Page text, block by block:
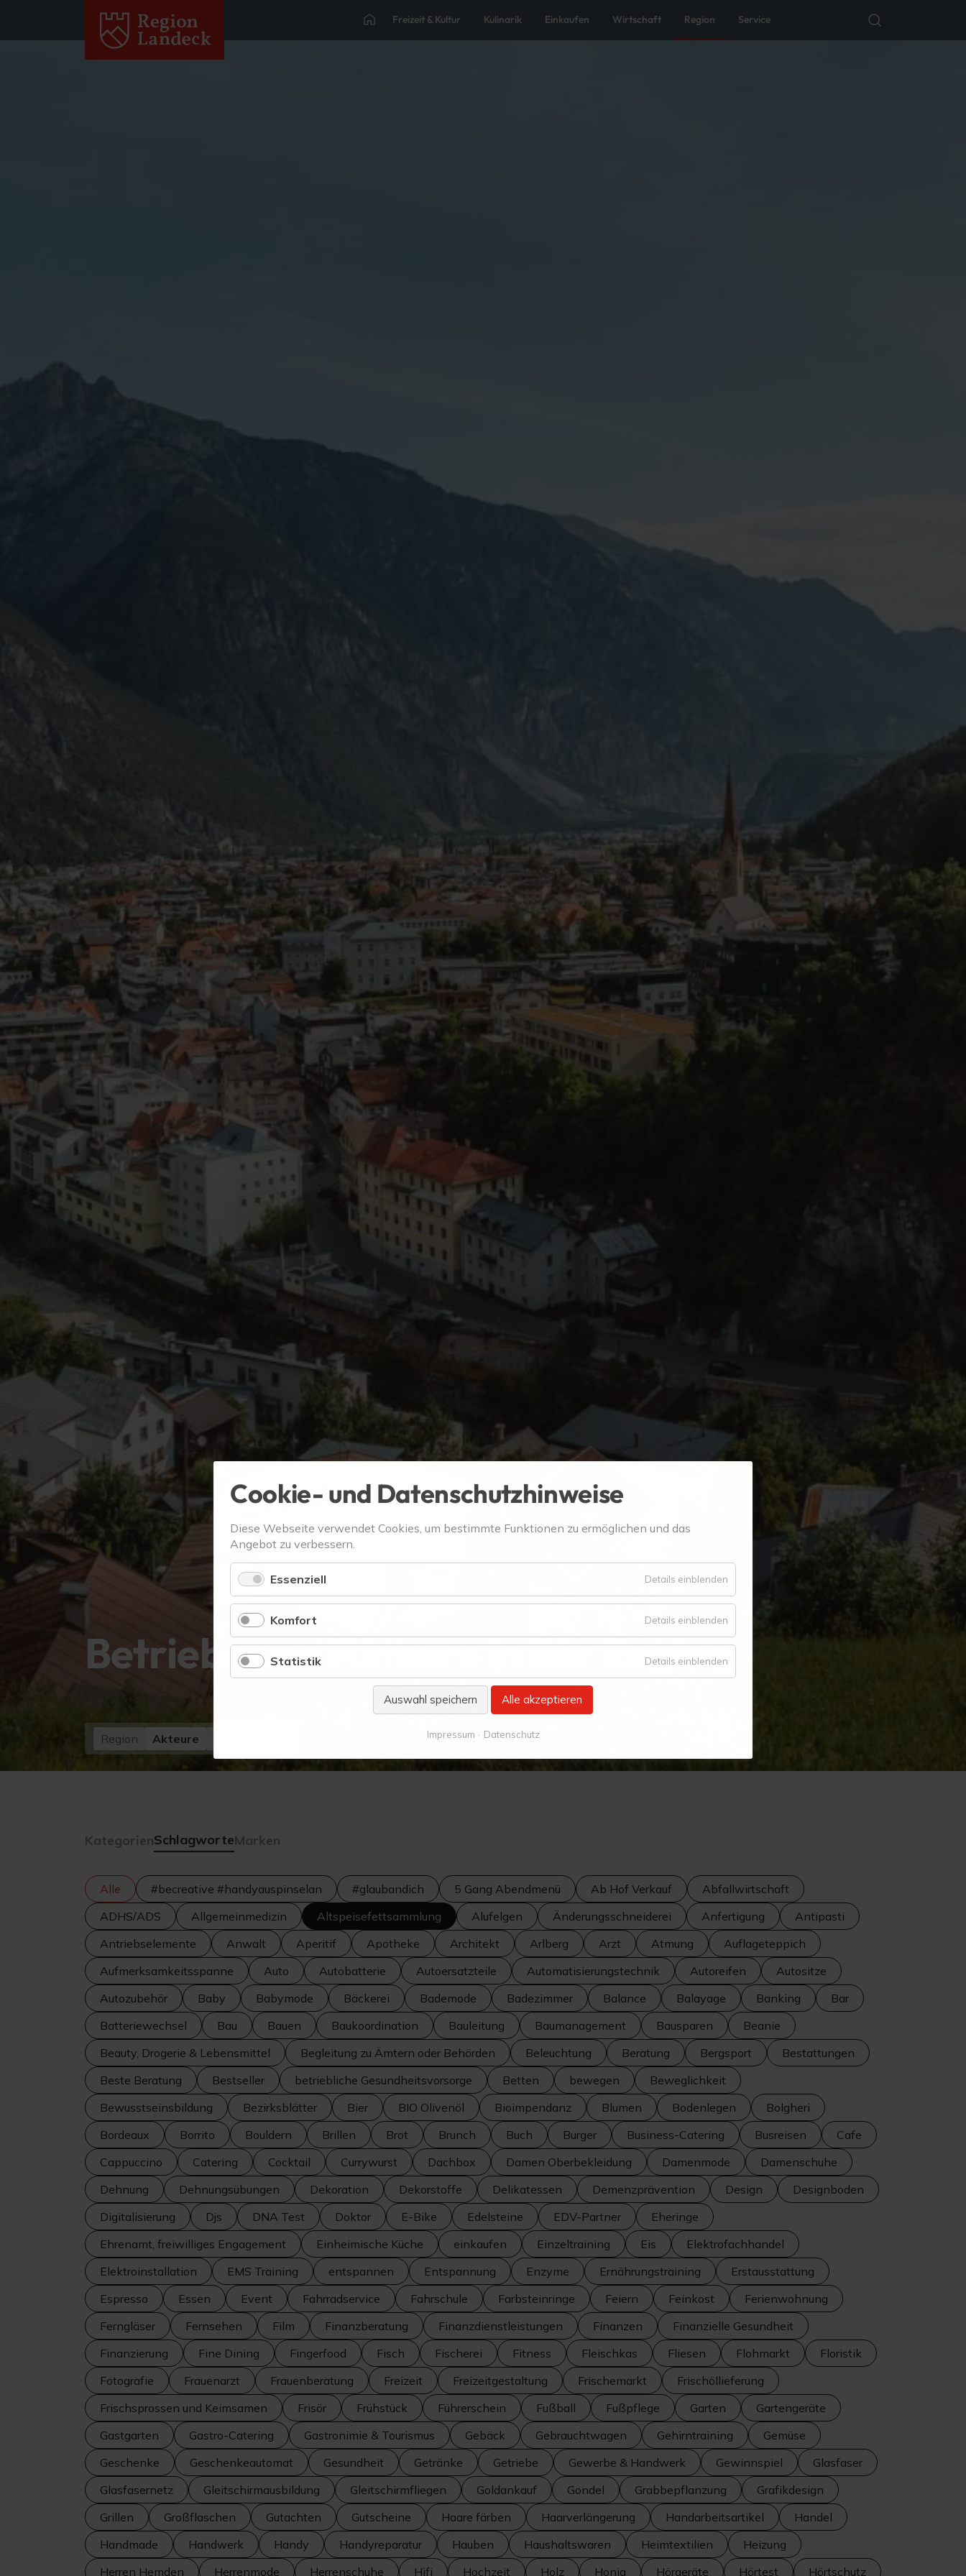
Freizeit & Kultur Kulinarik Einkaufen Wirtschaft Region Service
Betriebe und Akteure in der Region
Region Akteure
KategorienSchlagworteMarken
Alle #becreative #handyauspinselan #glaubandich 5 Gang Abendmenü Ab Hof Verkauf
Abfallwirtschaft
ADHS/ADS
Allgemeinmedizin Altspeisefettsammlung Alufelgen Änderungsschneiderei Anfertigung
Antipasti
Antriebselemente
Anwalt Aperitif Apotheke Architekt Arlberg Arzt Atmung
Auflageteppich
Aufmerksamkeitsspanne
Auto Autobatterie Autoersatzteile Automatisierungstechnik Autoreifen
Autositze
Autozubehör
Baby Babymode Bäckerei Bademode Badezimmer Balance Balayage Banking
Bar
Batteriewechsel
Bau Bauen Baukoordination Bauleitung Baumanagement Bausparen
Beanie
Beauty, Drogerie & Lebensmittel
Begleitung zu Ämtern oder Behörden Beleuchtung Beratung Bergsport
Bestattungen
Beste Beratung
Bestseller betriebliche Gesundheitsvorsorge Betten bewegen
Beweglichkeit
Bewusstseinsbildung
Bezirksblätter Bier BIO Olivenöl Bioimpendanz Blumen Bodenlegen
Bolgheri
Bordeaux
Borrito Bouldern Brillen Brot Brunch Buch Burger Business-Catering Busreisen
Cafe
Cappuccino
Catering Cocktail Currywurst Dachbox Damen Oberbekleidung Damenmode
Damenschuhe
Dehnung
Dehnungsübungen Dekoration Dekorstoffe Delikatessen Demenzprävention Design
Designboden
Digitalisierung
Djs DNA Test Doktor E-Bike Edelsteine EDV-Partner
Eheringe
Ehrenamt, freiwilliges Engagement
Einheimische Küche einkaufen Einzeltraining Eis
Elektrofachhandel
Elektroinstallation
EMS Training entspannen Entspannung Enzyme Ernährungstraining
Erstausstattung
Espresso
Essen Event Fahrradservice Fahrschule Farbsteinringe Feiern Feinkost
Ferienwohnung
Ferngläser
Fernsehen Film Finanzberatung Finanzdienstleistungen Finanzen
Finanzielle Gesundheit
Finanzierung
Fine Dining Fingerfood Fisch Fischerei Fitness Fleischkas Fliesen Flohmarkt
Floristik
Fotografie
Frauenarzt Frauenberatung Freizeit Freizeitgestaltung Frischemarkt
Frischöllieferung
Frischsprossen und Keimsamen
Frisör Frühstück Führerschein Fußball Fußpflege Garten
Gartengeräte
Gastgarten
Gastro-Catering Gastronimie & Tourismus Gebäck Gebrauchtwagen Gehirntraining
Gemüse
Geschenke
Geschenkeautomat Gesundheit Getränke Getriebe Gewerbe & Handwerk Gewinnspiel
Glasfaser
Glasfasernetz
Gleitschirmausbildung Gleitschirmfliegen Goldankauf Gondel Grabbepflanzung
Grafikdesign
Grillen
Großflaschen Gutachten Gutscheine Haare färben Haarverlängerung Handarbeitsartikel
Handel
Handmade
Handwerk Handy Handyreparatur Hauben Haushaltswaren Heimtextilien
Heizung
Herren Hemden
Herrenmode Herrenschuhe Hifi Hochzeit Holz Honig Hörgeräte Hörtest Hörtschutz
Cookie- und Datenschutzhinweise
Diese Webseite verwendet Cookies, um bestimmte Funktionen zu ermöglichen und das
Angebot zu verbessern.
Essenziell Details einblenden
Essenziell
Komfort Details einblenden
Komfort
Statistik Details einblenden
Statistik
Auswahl speichern Alle akzeptieren
Impressum Datenschutz